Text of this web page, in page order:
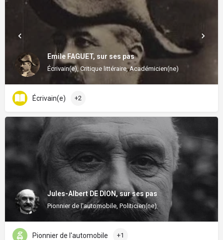
Emile FAGUET, sur ses pas
Écrivain(e), Critique littéraire, Académicien(ne)
Écrivain(e) +2
Jules-Albert DE DION, sur ses pas
Pionnier de l'automobile, Politicien(ne)
Pionnier de l'automobile +1